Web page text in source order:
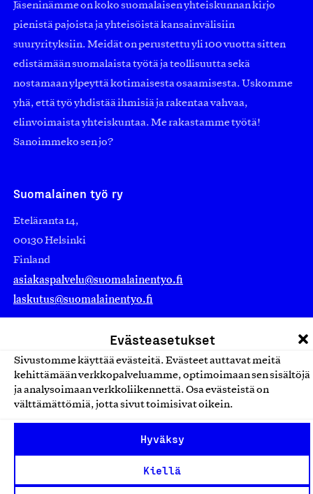
Evästeasetukset
Sivustomme käyttää evästeitä. Evästeet auttavat meitä
kehittämään verkkopalveluamme, optimoimaan sen sisältöjä
ja analysoimaan verkkoliikennettä. Osa evästeistä on
välttämättömiä, jotta sivut toimisivat oikein.
Hyväksy
Kiellä
Jäseninämme on koko suomalaisen yhteiskunnan kirjo
pienistä pajoista ja yhteisöistä kansainvälisiin
suuryrityksiin. Meidät on perustettu yli 100 vuotta sitten
edistämään suomalaista työtä ja teollisuutta sekä
nostamaan ylpeyttä kotimaisesta osaamisesta. Uskomme
yhä, että työ yhdistää ihmisiä ja rakentaa vahvaa,
elinvoimaista yhteiskuntaa. Me rakastamme työtä!
Sanoimmeko sen jo?
Suomalainen työ ry
Eteläranta 14,
00130 Helsinki
Finland
asiakaspalvelu@suomalainentyo.fi
laskutus@suomalainentyo.fi
Avainlippu